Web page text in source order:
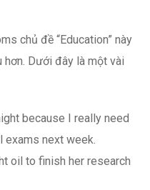
chủ đề “Education” này
hơn. Dưới đây là một vài
because I really need
exams next week.
oil to finish her research